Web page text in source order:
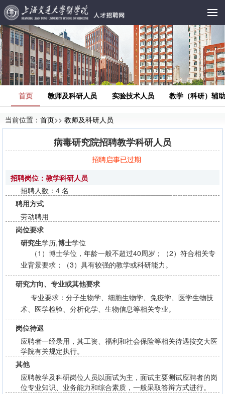
首页 教师及科研人员 实验技术人员 教学（科研）辅
当前位置： 首页>> 教师及科研人员
病毒研究院招聘教学科研人员
招聘启事已过期
招聘岗位：教学科研人员
招聘人数：4 名
聘用方式
劳动聘用
岗位要求
研究生学历,博士学位
（1）博士学位，年龄一般不超过40周岁；（2）符合相关专
业背景要求；（3）具有较强的教学或科研能力。
研究方向、专业或其他要求
专业要求：分子生物学、细胞生物学、免疫学、医学生物技
术、医学检验、分析化学、生物信息等相关专业。
岗位待遇
应聘者一经录用，其工资、福利和社会保险等相关待遇按交大医
学院有关规定执行。
其他
应聘教学及科研岗位人员以面试为主，面试主要测试应聘者的岗
位专业知识、业务能力和综合素质，一般采取答辩方式进行。